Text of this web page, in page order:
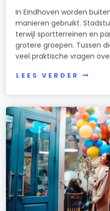
In Eindhoven worden
manieren gebruikt.
terwijl sportterreinen en
grotere groepen. Tussen
veel praktische vragen
LEES VERDER